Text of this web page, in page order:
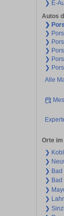
❯ E-
Autos
❯
❯
❯
❯
❯
❯
Alle
Orte
❯
❯
❯ Bad
❯ Bad
❯
❯
❯